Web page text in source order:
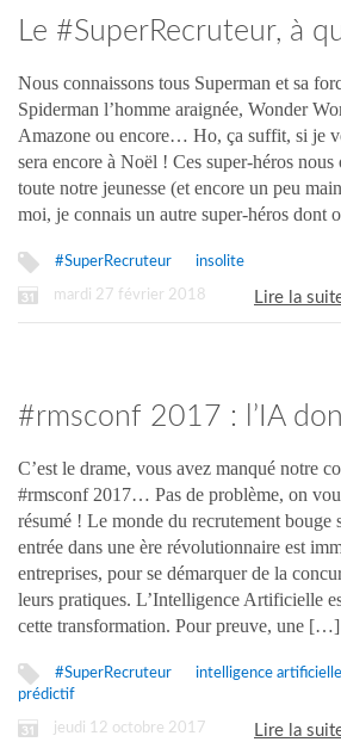
Le #SuperRecruteur, à
ressemble-t-il ?
Nous connaissons tous Superman et sa
Spiderman l’homme araignée, Wonder
Amazone ou encore… Ho, ça suffit, si je
sera encore à Noël ! Ces super-héros
toute notre jeunesse (et encore un peu
moi, je connais un autre super-héros
#SuperRecruteur insolite
mardi 27 février 2018 Lire la
#rmsconf 2017 : l’IA
super-pouvoirs aux
C’est le drame, vous avez manqué notre
#rmsconf 2017… Pas de problème, on
résumé ! Le monde du recrutement bouge
entrée dans une ère révolutionnaire est
entreprises, pour se démarquer de la
leurs pratiques. L’Intelligence Artificielle
cette transformation. Pour preuve, une […]
#SuperRecruteur intelligence artificielle
prédictif
jeudi 12 octobre 2017 Lire la